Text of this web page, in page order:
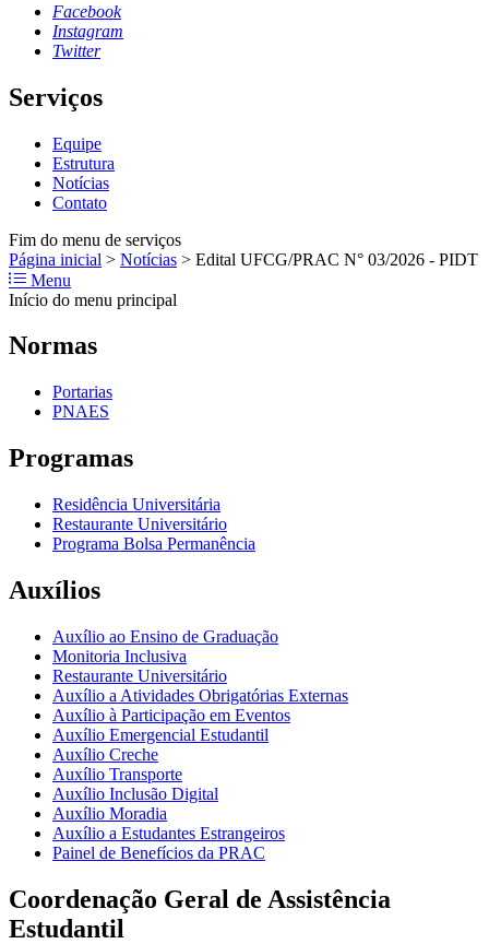
Facebook
Instagram
Twitter
Serviços
Equipe
Estrutura
Notícias
Contato
Fim do menu de serviços
Página inicial > Notícias > Edital UFCG/PRAC N° 03/2026 - PIDT
Menu
Início do menu principal
Normas
Portarias
PNAES
Programas
Residência Universitária
Restaurante Universitário
Programa Bolsa Permanência
Auxílios
Auxílio ao Ensino de Graduação
Monitoria Inclusiva
Restaurante Universitário
Auxílio a Atividades Obrigatórias Externas
Auxílio à Participação em Eventos
Auxílio Emergencial Estudantil
Auxílio Creche
Auxílio Transporte
Auxílio Inclusão Digital
Auxílio Moradia
Auxílio a Estudantes Estrangeiros
Painel de Benefícios da PRAC
Coordenação Geral de Assistência
Estudantil